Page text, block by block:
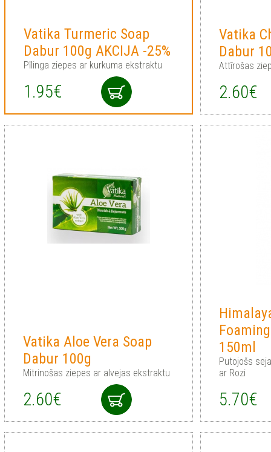
Vatika Turmeric Soap
Dabur 100g AKCIJA -25%
Pīlinga ziepes ar kurkuma ekstraktu
1.95€
Vatika
Dabur
Attīrošas
2.60€
Vatika Aloe Vera Soap
Dabur 100g
Mitrinošas ziepes ar alvejas ekstraktu
2.60€
150ml
Putojošs
ar Rozi
5.70€